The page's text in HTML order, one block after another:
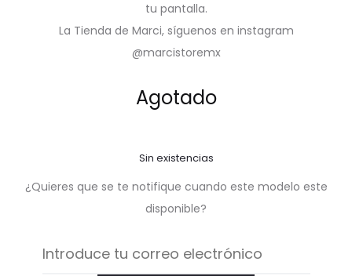
tu pantalla.
La Tienda de Marci, síguenos en instagram
@marcistoremx
Agotado
Sin existencias
¿Quieres que se te notifique cuando este modelo este
disponible?